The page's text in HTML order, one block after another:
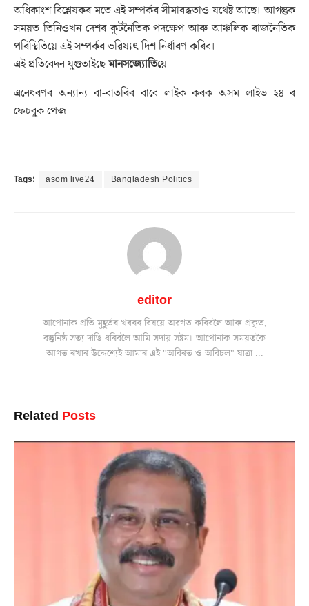
অধিকাংশ বিশ্লেষকৰ মতে এই সম্পৰ্কৰ সীমাবদ্ধতাও যথেষ্ট আছে। আগন্তুক
সময়ত তিনিওখন দেশৰ কূটনৈতিক পদক্ষেপ আৰু আঞ্চলিক ৰাজনৈতিক
পৰিস্থিতিয়ে এই সম্পৰ্কৰ ভৱিষ্যৎ দিশ নিৰ্ধাৰণ কৰিব।
এই প্ৰতিবেদন যুগুতাইছেমানসজ্যোতিয়ে
এনেধৰণৰ অন্যান্য বা-বাতৰিৰ বাবে লাইক কৰক অসম লাইভ ২৪ ৰ
ফেচবুক পেজ
Tags: asom live24 Bangladesh Politics
editor
আপোনাক প্ৰতি মুহূৰ্তৰ খবৰৰ বিষয়ে অৱগত কৰিবলৈ আৰু প্ৰকৃত,
বস্তুনিষ্ঠ সত্য দাঙি ধৰিবলৈ আমি সদায় সষ্টম। আপোনাক সময়তকৈ
আগত ৰখাৰ উদ্দেশ্যেই আমাৰ এই "অবিৰত ও অবিচল" যাত্ৰা ...
Related Posts